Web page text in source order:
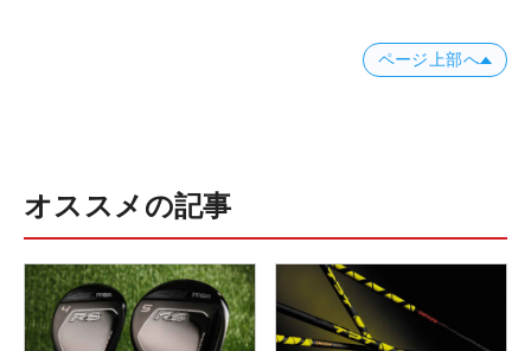
ページ上部へ
オススメの記事